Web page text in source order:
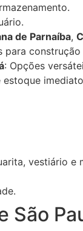
de Parnaíba,
para
: Opções
vestiário e
São